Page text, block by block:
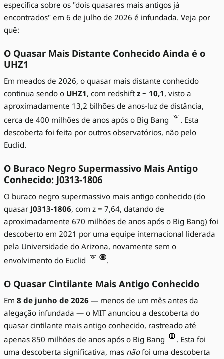
específica sobre os "dois quasares mais antigos já
encontrados" em 6 de julho de 2026 é infundada. Veja por
quê:
O Quasar Mais Distante Conhecido Ainda é o
UHZ1
Em meados de 2026, o quasar mais distante conhecido
continua sendo o UHZ1, com redshift z ~ 10,1, visto a
aproximadamente 13,2 bilhões de anos-luz de distância,
cerca de 400 milhões de anos após o Big Bang
. Esta
descoberta foi feita por outros observatórios, não pelo
Euclid.
O Buraco Negro Supermassivo Mais Antigo
Conhecido: J0313-1806
O buraco negro supermassivo mais antigo conhecido (do
quasar J0313-1806, com z = 7,64, datando de
aproximadamente 670 milhões de anos após o Big Bang) foi
descoberto em 2021 por uma equipe internacional liderada
pela Universidade do Arizona, novamente sem o
envolvimento do Euclid
.
O Quasar Cintilante Mais Antigo Conhecido
Em 8 de junho de 2026 — menos de um mês antes da
alegação infundada — o MIT anunciou a descoberta do
quasar cintilante mais antigo conhecido, rastreado até
apenas 850 milhões de anos após o Big Bang
. Esta foi
uma descoberta significativa, mas nãofoi uma descoberta